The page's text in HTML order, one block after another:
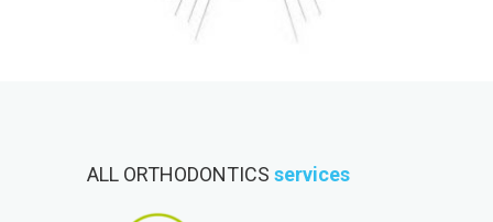
ALL ORTHODONTICS services